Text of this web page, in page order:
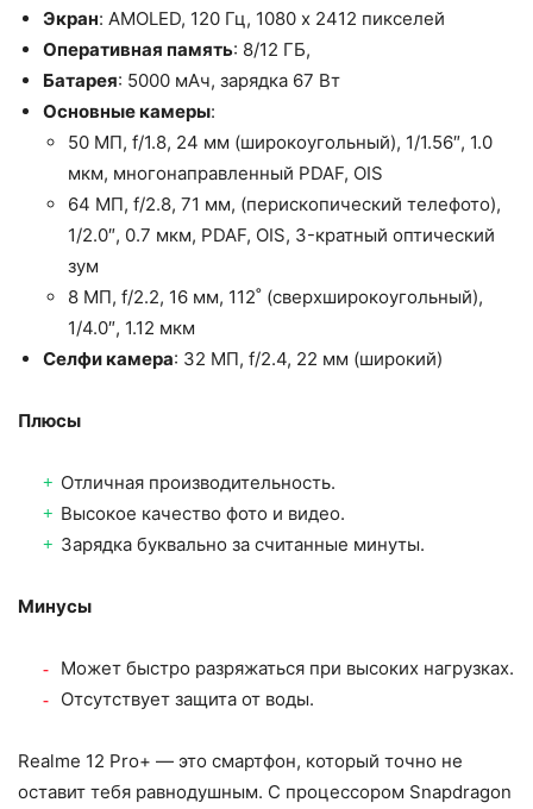
Экран: AMOLED, 120 Гц, 1080 x 2412 пикселей
Оперативная память: 8/12 ГБ,
Батарея: 5000 мАч, зарядка 67 Вт
Основные камеры:
50 МП, f/1.8, 24 мм (широкоугольный), 1/1.56″, 1.0
мкм, многонаправленный PDAF, OIS
64 МП, f/2.8, 71 мм, (перископический телефото),
1/2.0″, 0.7 мкм, PDAF, OIS, 3-кратный оптический
зум
8 МП, f/2.2, 16 мм, 112˚ (сверхширокоугольный),
1/4.0″, 1.12 мкм
Селфи камера: 32 МП, f/2.4, 22 мм (широкий)
Плюсы
Отличная производительность.
Высокое качество фото и видео.
Зарядка буквально за считанные минуты.
Минусы
Может быстро разряжаться при высоких нагрузках.
Отсутствует защита от воды.
Realme 12 Pro+ — это смартфон, который точно не
оставит тебя равнодушным. С процессором Snapdragon